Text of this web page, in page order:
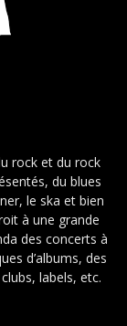
rock et du rock
du blues
le ska et bien
à une grande
des concerts à
d’albums, des
labels, etc.